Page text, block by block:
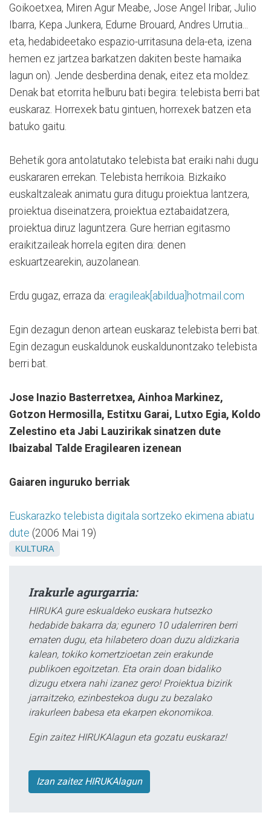
Goikoetxea, Miren Agur Meabe, Jose Angel Iribar, Julio
Ibarra, Kepa Junkera, Edurne Brouard, Andres Urrutia...
eta, hedabideetako espazio-urritasuna dela-eta, izena
hemen ez jartzea barkatzen dakiten beste hamaika
lagun on). Jende desberdina denak, eitez eta moldez.
Denak bat etorrita helburu bati begira: telebista berri bat
euskaraz. Horrexek batu gintuen, horrexek batzen eta
batuko gaitu.
Behetik gora antolatutako telebista bat eraiki nahi dugu
euskararen errekan. Telebista herrikoia. Bizkaiko
euskaltzaleak animatu gura ditugu proiektua lantzera,
proiektua diseinatzera, proiektua eztabaidatzera,
proiektua diruz laguntzera. Gure herrian egitasmo
eraikitzaileak horrela egiten dira: denen
eskuartzearekin, auzolanean.
Erdu gugaz, erraza da: eragileak[abildua]hotmail.com
Egin dezagun denon artean euskaraz telebista berri bat.
Egin dezagun euskaldunok euskaldunontzako telebista
berri bat.
Jose Inazio Basterretxea, Ainhoa Markinez,
Gotzon Hermosilla, Estitxu Garai, Lutxo Egia, Koldo
Zelestino eta Jabi Lauzirikak sinatzen dute
Ibaizabal Talde Eragilearen izenean
Gaiaren inguruko berriak
Euskarazko telebista digitala sortzeko ekimena abiatu
dute (2006 Mai 19)
KULTURA
Irakurle agurgarria:
HIRUKA gure eskualdeko euskara hutsezko
hedabide bakarra da; egunero 10 udalerriren berri
ematen dugu, eta hilabetero doan duzu aldizkaria
kalean, tokiko komertzioetan zein erakunde
publikoen egoitzetan. Eta orain doan bidaliko
dizugu etxera nahi izanez gero! Proiektua bizirik
jarraitzeko, ezinbestekoa dugu zu bezalako
irakurleen babesa eta ekarpen ekonomikoa.
Egin zaitez HIRUKAlagun eta gozatu euskaraz!
Izan zaitez HIRUKAlagun